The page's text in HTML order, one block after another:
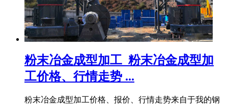
粉末冶金成型加工_粉末冶金成型加
工价格、行情走势 ...
粉末冶金成型加工价格、报价、行情走势来自于我的钢